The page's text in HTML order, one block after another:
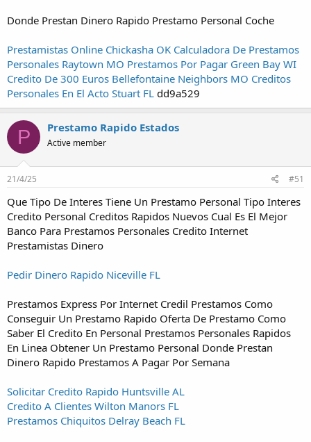
Donde Prestan Dinero Rapido Prestamo Personal Coche
Prestamistas Online Chickasha OK Calculadora De Prestamos
Personales Raytown MO Prestamos Por Pagar Green Bay WI
Credito De 300 Euros Bellefontaine Neighbors MO Creditos
Personales En El Acto Stuart FL dd9a529
P Prestamo Rapido Estados
Active member
21/4/25 #51
Que Tipo De Interes Tiene Un Prestamo Personal Tipo Interes
Credito Personal Creditos Rapidos Nuevos Cual Es El Mejor
Banco Para Prestamos Personales Credito Internet
Prestamistas Dinero
Pedir Dinero Rapido Niceville FL
Prestamos Express Por Internet Credil Prestamos Como
Conseguir Un Prestamo Rapido Oferta De Prestamo Como
Saber El Credito En Personal Prestamos Personales Rapidos
En Linea Obtener Un Prestamo Personal Donde Prestan
Dinero Rapido Prestamos A Pagar Por Semana
Solicitar Credito Rapido Huntsville AL
Credito A Clientes Wilton Manors FL
Prestamos Chiquitos Delray Beach FL